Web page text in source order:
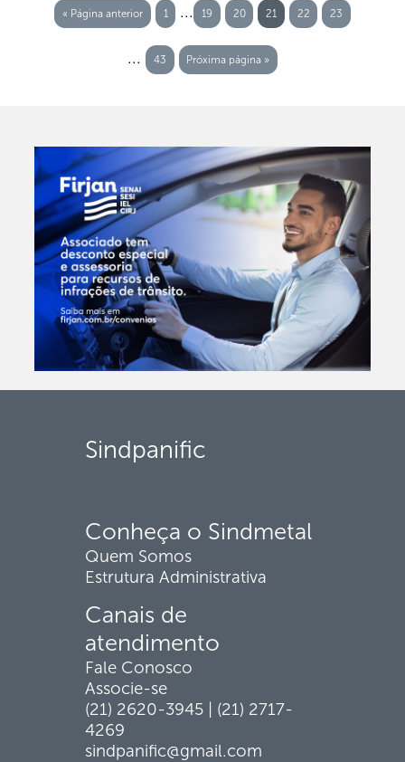
« Página anterior 1 ... 19 20 21 22 23
... 43 Próxima página »
Sindpanific
Conheça o Sindmetal
Quem Somos
Estrutura Administrativa
Canais de
atendimento
Fale Conosco
Associe-se
(21) 2620-3945 | (21) 2717-
4269
sindpanific@gmail.com